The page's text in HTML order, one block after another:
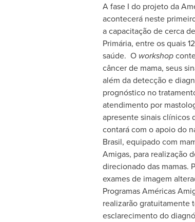
A fase I do projeto da
acontecerá neste
a capacitação de cerca
Primária, entre os quais
saúde. O workshop
câncer de mama, seus
além da detecção e
prognóstico no
atendimento por
apresente sinais clínicos
contará com o apoio do
Brasil, equipado com
Amigas, para realização
direcionado das mamas.
exames de imagem
Programas Américas
realizarão gratuitamente
esclarecimento do